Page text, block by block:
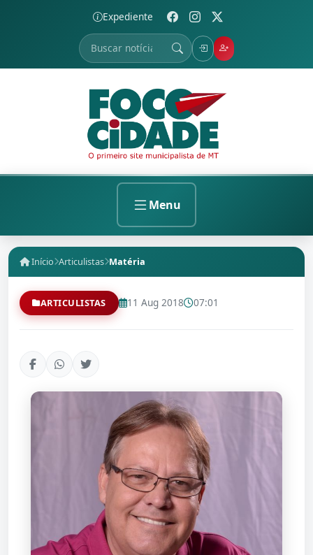
Expediente
Menu
Início Articulistas Matéria
ARTICULISTAS 11 Aug 2018 07:01